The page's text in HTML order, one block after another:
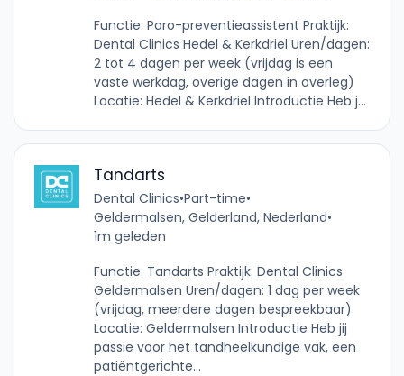
Functie: Paro-preventieassistent Praktijk:
Dental Clinics Hedel & Kerkdriel Uren/dagen:
2 tot 4 dagen per week (vrijdag is een
vaste werkdag, overige dagen in overleg)
Locatie: Hedel & Kerkdriel Introductie Heb j...
Tandarts
Dental Clinics•Part-time•
Geldermalsen, Gelderland, Nederland•
1m geleden
Functie: Tandarts Praktijk: Dental Clinics
Geldermalsen Uren/dagen: 1 dag per week
(vrijdag, meerdere dagen bespreekbaar)
Locatie: Geldermalsen Introductie Heb jij
passie voor het tandheelkundige vak, een
patiëntgerichte...